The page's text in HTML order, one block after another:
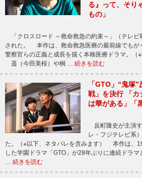
る』って、そり
もの」
「クロスロード ～救命救急の約束～」（テレビ
された。 本作は、救命救急医療の最前線でもが
警察官らの正義と成長を描く本格医療ドラマ。（
遥（今田美桜）や桐 … 続きを読む
「GTO」“鬼塚
戦」を決行 「カ
は華がある」「
反町隆史が主演
レ・フジテレビ系
た。（※以下、ネタバレを含みます） 本作は、
した学園ドラマ「GTO」が28年ぶりに連続ドラ
… 続きを読む